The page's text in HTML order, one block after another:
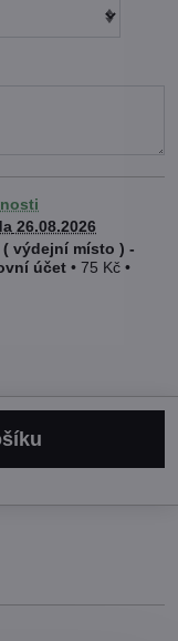
26.08.2026
výdejní místo ) -
účet • 75 Kč •